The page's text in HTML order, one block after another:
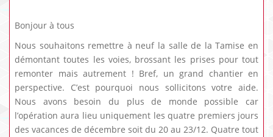
Bonjour à tous
Nous souhaitons remettre à neuf la salle de la Tamise en
démontant toutes les voies, brossant les prises pour tout
remonter mais autrement ! Bref, un grand chantier en
perspective. C’est pourquoi nous sollicitons votre aide.
Nous avons besoin du plus de monde possible car
l’opération aura lieu uniquement les quatre premiers jours
des vacances de décembre soit du 20 au 23/12. Quatre tout